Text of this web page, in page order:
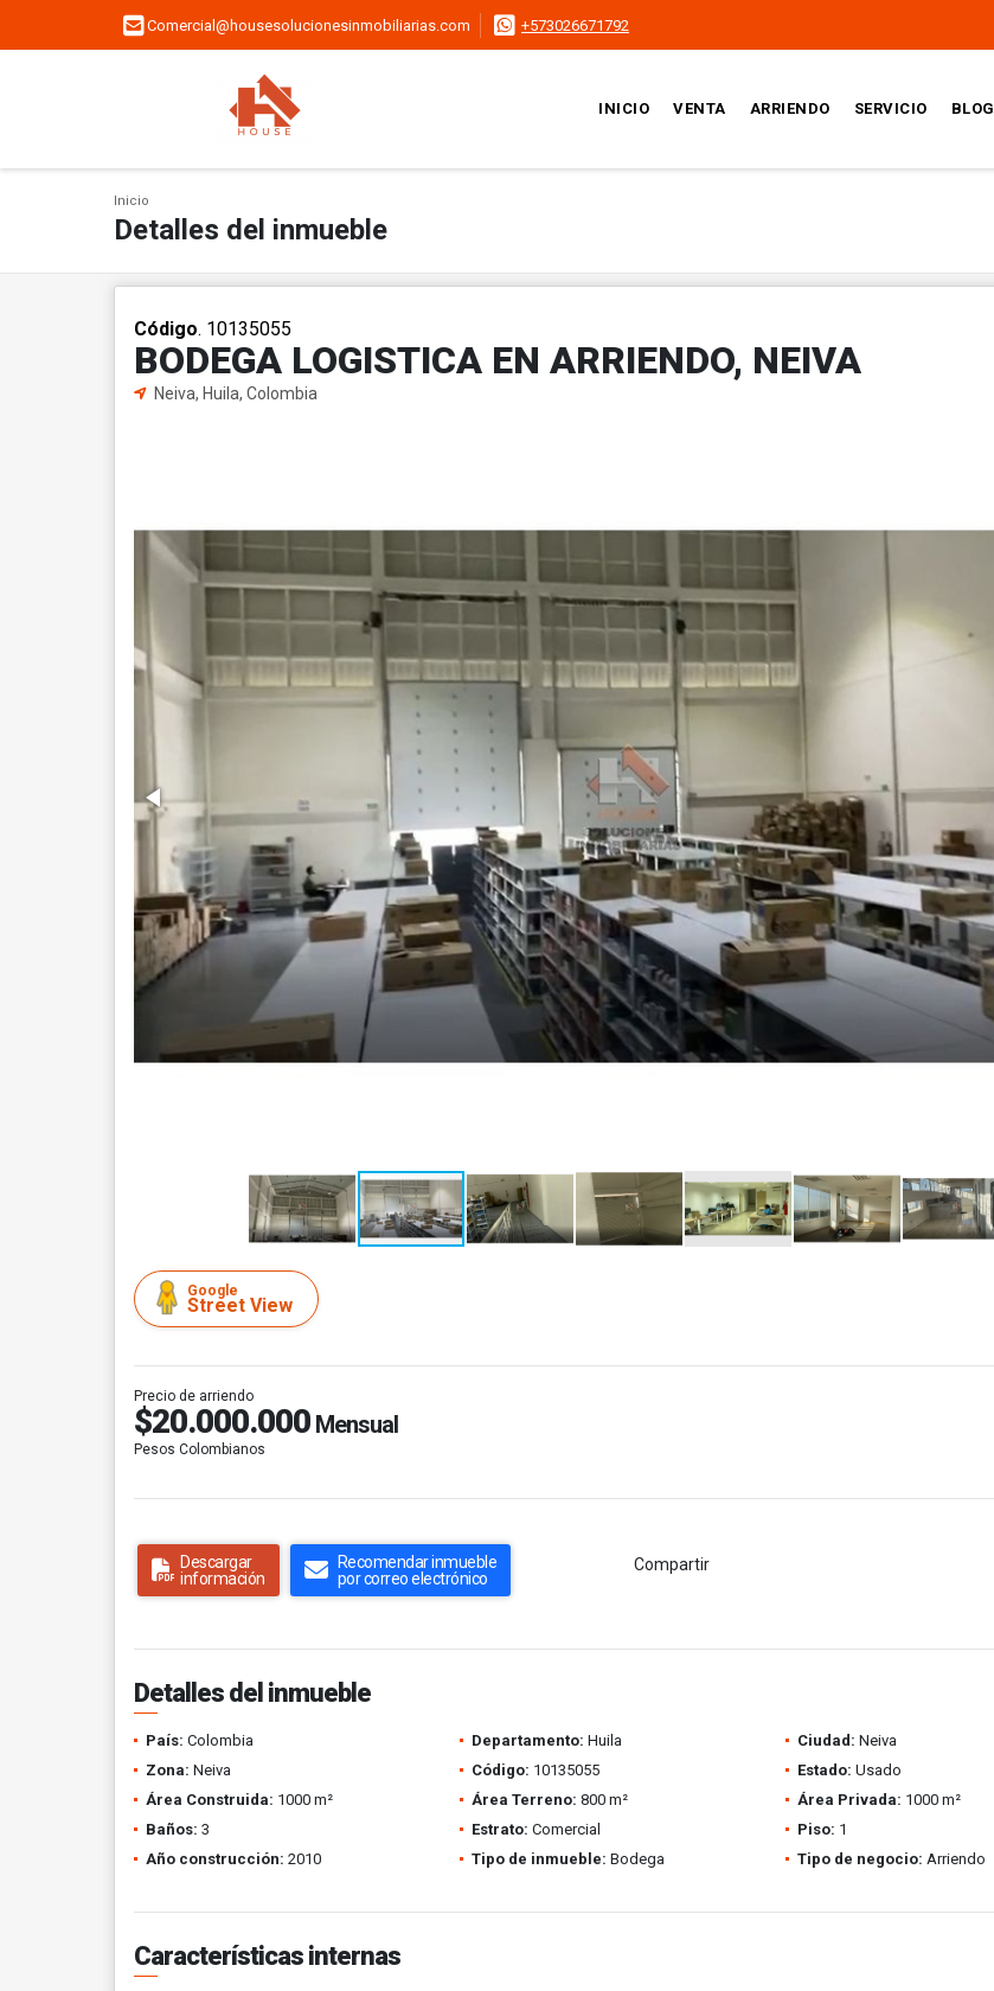
Comercial@housesolucionesinmobiliarias.com +573026671792
INICIO VENTA ARRIENDO SERVICIO BLOG
Inicio
Detalles del inmueble
Código. 10135055
BODEGA LOGISTICA EN ARRIENDO, NEIVA
Neiva, Huila, Colombia
Google
Street View
Precio de arriendo
$20.000.000 Mensual
Pesos Colombianos
Descargar
información
Recomendar inmueble
por correo electrónico
Compartir
Detalles del inmueble
País: Colombia Departamento: Huila Ciudad: Neiva
Zona: Neiva Código: 10135055 Estado: Usado
Área Construida: 1000 m² Área Terreno: 800 m² Área Privada: 1000 m²
Baños: 3 Estrato: Comercial Piso: 1
Año construcción: 2010 Tipo de inmueble: Bodega Tipo de negocio: Arriendo
Características internas